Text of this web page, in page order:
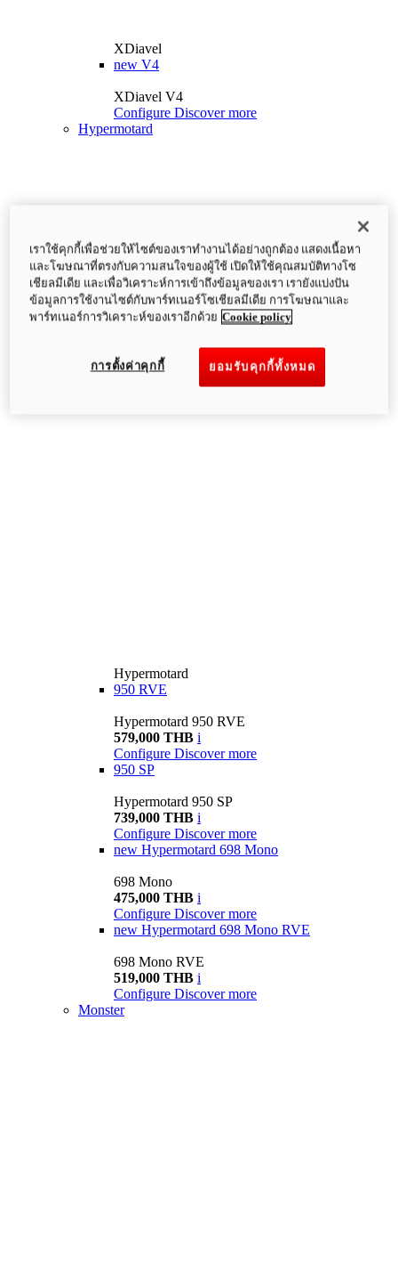
XDiavel
new V4
XDiavel V4
Configure Discover more
Hypermotard
Hypermotard
950 RVE
Hypermotard 950 RVE
579,000 THB i
Configure Discover more
950 SP
Hypermotard 950 SP
739,000 THB i
Configure Discover more
new Hypermotard 698 Mono
698 Mono
475,000 THB i
Configure Discover more
new Hypermotard 698 Mono RVE
698 Mono RVE
519,000 THB i
Configure Discover more
Monster
เราใช้คุกกี้เพื่อช่วยให้ไซต์ของเราทำงานได้อย่างถูกต้อง แสดงเนื้อหา
และโฆษณาที่ตรงกับความสนใจของผู้ใช้ เปิดให้ใช้คุณสมบัติทางโซ
เชียลมีเดีย และเพื่อวิเคราะห์การเข้าถึงข้อมูลของเรา เรายังแบ่งปัน
ข้อมูลการใช้งานไซต์กับพาร์ทเนอร์โซเชียลมีเดีย การโฆษณาและ
พาร์ทเนอร์การวิเคราะห์ของเราอีกด้วย Cookie policy
ยอมรับคุกกี้ทั้งหมด
การตั้งค่าคุกกี้